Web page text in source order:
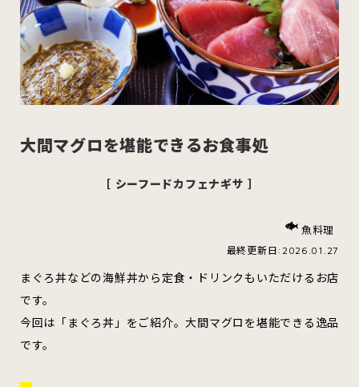
パスタ 寿司
すべてのカテゴリをみる
大間マグロを堪能できるお食事処
［ シーフードカフェナギサ ］
魚料理
最終更新日:2026.01.27
まぐろ丼などの海鮮丼から定食・ドリンクもいただけるお店
です。
今回は「まぐろ丼」をご紹介。大間マグロを堪能できる逸品
です。